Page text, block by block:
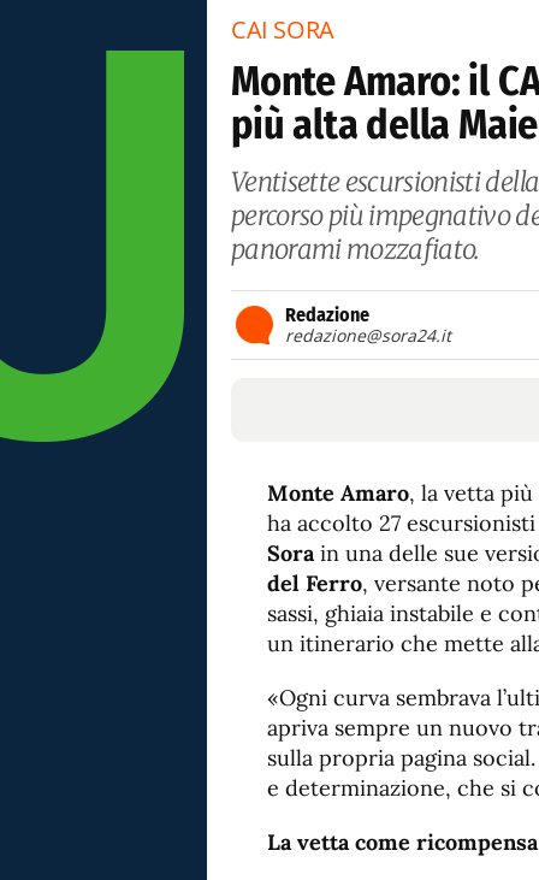
CAI SORA
Monte Amaro: il
più alta della
Ventisette escursionisti
percorso più impegnativo
panorami mozzafiato.
Redazione
redazione@sora24.it
Monte Amaro, la vetta
ha accolto 27
Sorain una delle sue
del Ferro, versante noto
sassi, ghiaia instabile e
un itinerario che mette
«Ogni curva sembrava
apriva sempre un nuovo
sulla propria pagina
e determinazione, che si
La vetta come ricompensa